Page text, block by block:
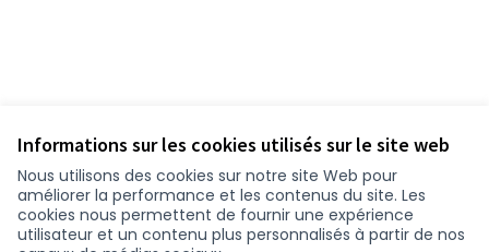
Informations sur les cookies utilisés sur le site web
Nous utilisons des cookies sur notre site Web pour
améliorer la performance et les contenus du site. Les
cookies nous permettent de fournir une expérience
utilisateur et un contenu plus personnalisés à partir de nos